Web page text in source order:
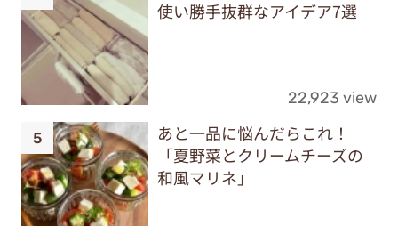
使い勝手抜群なアイデア7選
22,923 view
あと一品に悩んだらこれ！
「夏野菜とクリームチーズの
和風マリネ」